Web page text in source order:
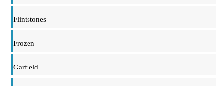
Flintstones
Frozen
Garfield